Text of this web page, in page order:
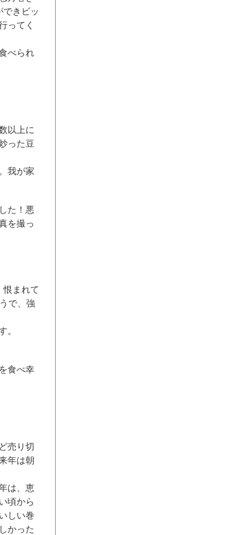
できビッ
ってく
べられ
以上に
った豆
我が家
た！悪
を撮っ
恨まれて
で、強
。
食べ幸
売り切
年は朝
は、恵
頃から
しい巻
かった